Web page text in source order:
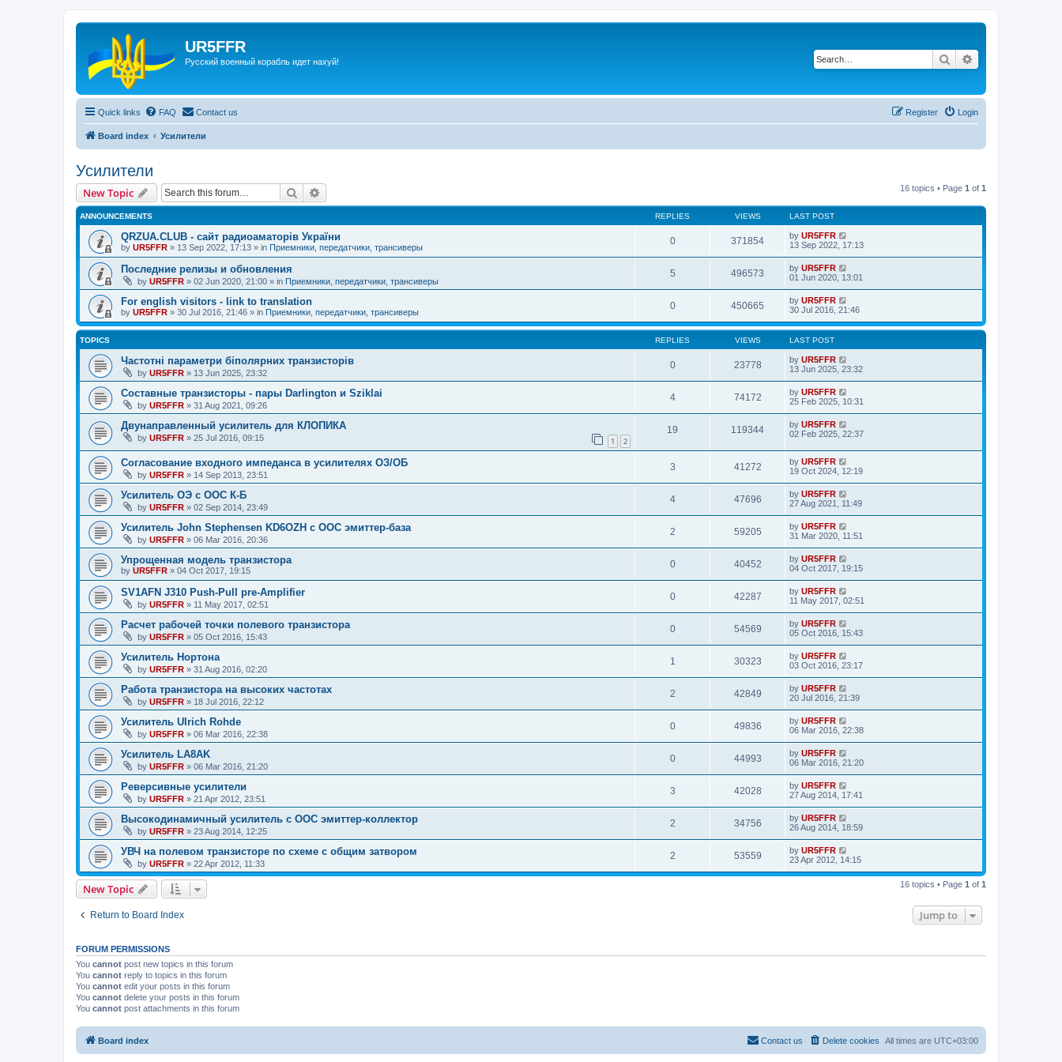
UR5FFR
Русский военный корабль идет нахуй! Search
Quick links FAQ Contact us Login
Register
Board index Усилители
Усилители
New Topic Search 16 topics • Page 1 of 1
ANNOUNCEMENTS REPLIES VIEWS LAST POST
QRZUA.CLUB - сайт радиоаматорів України
by UR5FFR » 13 Sep 2022, 17:13 » in Приемники, передатчики, трансиверы
0 371854 by UR5FFR
13 Sep 2022, 17:13
Последние релизы и обновления
by UR5FFR » 02 Jun 2020, 21:00 » in Приемники, передатчики, трансиверы
5 496573 by UR5FFR
01 Jun 2020, 13:01
For english visitors - link to translation
by UR5FFR » 30 Jul 2016, 21:46 » in Приемники, передатчики, трансиверы
0 450665 by UR5FFR
30 Jul 2016, 21:46
TOPICS REPLIES VIEWS LAST POST
Частотні параметри біполярних транзисторів
by UR5FFR » 13 Jun 2025, 23:32
0 23778 by UR5FFR
13 Jun 2025, 23:32
Составные транзисторы - пары Darlington и Sziklai
by UR5FFR » 31 Aug 2021, 09:26
4 74172 by UR5FFR
25 Feb 2025, 10:31
Двунаправленный усилитель для КЛОПИКА
by UR5FFR » 25 Jul 2016, 09:15 1 2
19 119344 by UR5FFR
02 Feb 2025, 22:37
Согласование входного импеданса в усилителях ОЗ/ОБ
by UR5FFR » 14 Sep 2013, 23:51
3 41272 by UR5FFR
19 Oct 2024, 12:19
Усилитель ОЭ с ООС К-Б
by UR5FFR » 02 Sep 2014, 23:49
4 47696 by UR5FFR
27 Aug 2021, 11:49
Усилитель John Stephensen KD6OZH с ООС эмиттер-база
by UR5FFR » 06 Mar 2016, 20:36
2 59205 by UR5FFR
31 Mar 2020, 11:51
Упрощенная модель транзистора
by UR5FFR » 04 Oct 2017, 19:15
0 40452 by UR5FFR
04 Oct 2017, 19:15
SV1AFN J310 Push-Pull pre-Amplifier
by UR5FFR » 11 May 2017, 02:51
0 42287 by UR5FFR
11 May 2017, 02:51
Расчет рабочей точки полевого транзистора
by UR5FFR » 05 Oct 2016, 15:43
0 54569 by UR5FFR
05 Oct 2016, 15:43
Усилитель Нортона
by UR5FFR » 31 Aug 2016, 02:20
1 30323 by UR5FFR
03 Oct 2016, 23:17
Работа транзистора на высоких частотах
by UR5FFR » 18 Jul 2016, 22:12
2 42849 by UR5FFR
20 Jul 2016, 21:39
Усилитель Ulrich Rohde
by UR5FFR » 06 Mar 2016, 22:38
0 49836 by UR5FFR
06 Mar 2016, 22:38
Усилитель LA8AK
by UR5FFR » 06 Mar 2016, 21:20
0 44993 by UR5FFR
06 Mar 2016, 21:20
Реверсивные усилители
by UR5FFR » 21 Apr 2012, 23:51
3 42028 by UR5FFR
27 Aug 2014, 17:41
Высокодинамичный усилитель с ООС эмиттер-коллектор
by UR5FFR » 23 Aug 2014, 12:25
2 34756 by UR5FFR
26 Aug 2014, 18:59
УВЧ на полевом транзисторе по схеме с общим затвором
by UR5FFR » 22 Apr 2012, 11:33
2 53559 by UR5FFR
23 Apr 2012, 14:15
New Topic 16 topics • Page 1 of 1
Return to Board Index Jump to
FORUM PERMISSIONS
You cannot post new topics in this forum
You cannot reply to topics in this forum
You cannot edit your posts in this forum
You cannot delete your posts in this forum
You cannot post attachments in this forum
Board index All times are UTC+03:00
Delete cookies
Contact us